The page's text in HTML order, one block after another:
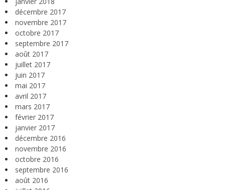
décembre 2017
novembre 2017
octobre 2017
septembre 2017
août 2017
juillet 2017
juin 2017
mai 2017
avril 2017
mars 2017
février 2017
janvier 2017
décembre 2016
novembre 2016
octobre 2016
septembre 2016
août 2016